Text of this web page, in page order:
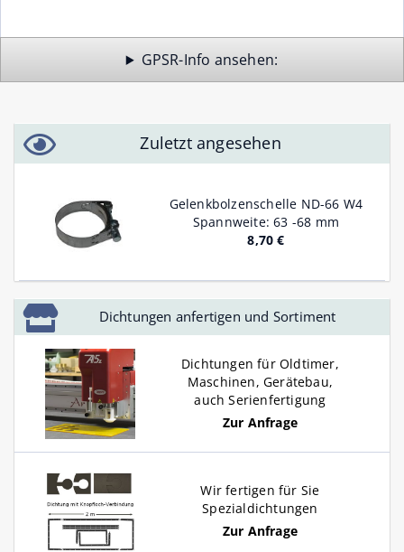
GPSR-Info
Zuletzt angesehen
Gelenkbolzenschelle ND-66 W4
Spannweite: 63 -68 mm
8,70 €
Dichtungen anfertigen und Sortiment
Dichtungen für Oldtimer,
Maschinen, Gerätebau,
auch Serienfertigung
Zur Anfrage
Wir fertigen für Sie
Spezialdichtungen
Zur Anfrage